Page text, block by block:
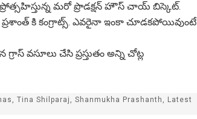
మరో ప్రొడక్షన్ హౌస్ చాయ్ బిస్కెట్.
ప్రశాంత్ కి కంగ్రాట్స్. ఎవరైనా ఇంకా చూడకపోయివుంటే
వసూలు చేసి ప్రస్తుతం అన్ని చోట్ల
Tina Shilparaj, Shanmukha Prashanth, Latest